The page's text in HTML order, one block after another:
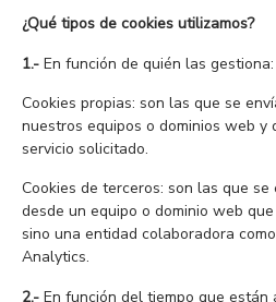
¿Qué tipos de cookies utilizamos?
1.- En función de quién las gestiona:
Cookies propias: son las que se
nuestros equipos o dominios web
servicio solicitado.
Cookies de terceros: son las que
desde un equipo o dominio web
sino una entidad colaboradora
Analytics.
2.- En función del tiempo que están